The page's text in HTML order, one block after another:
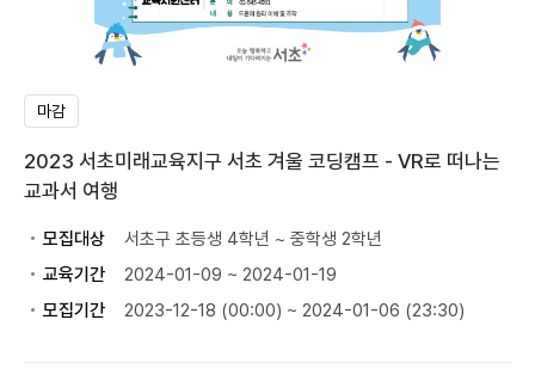
마감
2023 서초미래교육지구 서초 겨울 코딩캠프 - VR로 떠나는
교과서 여행
모집대상
서초구 초등생 4학년 ~ 중학생 2학년
교육기간
2024-01-09 ~ 2024-01-19
모집기간
2023-12-18 (00:00) ~ 2024-01-06 (23:30)